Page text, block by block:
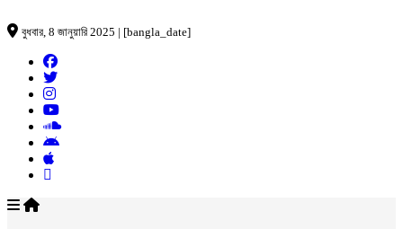
বুধবার, 8 জানুয়ারি 2025 | [bangla_date]